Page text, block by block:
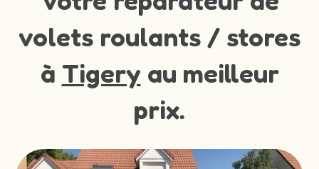
volets roulants / stores
à Tigery au meilleur
prix.